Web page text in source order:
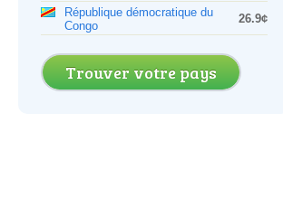
République démocratique du
Congo
26.9¢
Trouver votre pays